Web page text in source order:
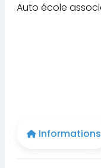
Auto école
Informations